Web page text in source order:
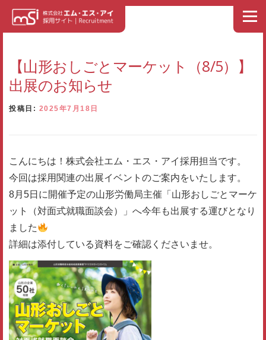
コンテンツへスキップ
メニュ
エントリー お問い合わせ
会社情報・事業内容（外部リンク）
【山形おしごとマーケット（8/5）】
出展のお知らせ
投稿日: 2025年7月18日
こんにちは！株式会社エム・エス・アイ採用担当です。
今回は採用関連の出展イベントのご案内をいたします。
8月5日に開催予定の山形労働局主催「山形おしごとマーケ
ット（対面式就職面談会）」へ今年も出展する運びとなり
ました
詳細は添付している資料をご確認くださいませ。